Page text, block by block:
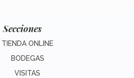
Secciones
TIENDA ONLINE
BODEGAS
VISITAS